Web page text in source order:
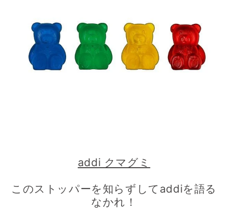
addi クマグミ
このストッパーを知らずしてaddiを語る
なかれ！